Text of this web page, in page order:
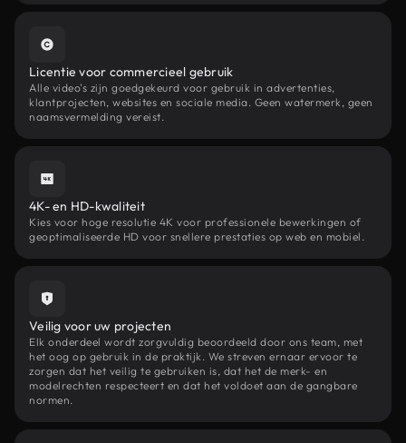
Licentie voor commercieel gebruik
Alle video's zijn goedgekeurd voor gebruik in advertenties,
klantprojecten, websites en sociale media. Geen watermerk, geen
naamsvermelding vereist.
4K- en HD-kwaliteit
Kies voor hoge resolutie 4K voor professionele bewerkingen of
geoptimaliseerde HD voor snellere prestaties op web en mobiel.
Veilig voor uw projecten
Elk onderdeel wordt zorgvuldig beoordeeld door ons team, met
het oog op gebruik in de praktijk. We streven ernaar ervoor te
zorgen dat het veilig te gebruiken is, dat het de merk- en
modelrechten respecteert en dat het voldoet aan de gangbare
normen.